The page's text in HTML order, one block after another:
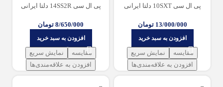
پی ال سی 10SXT دلتا ایرانی
13/000/000 تومان
افزودن به سبد خرید
مقایسه
نمایش سریع
افزودن به علاقه‌مندی‌ها
پی ال سی 14SS2R دلتا ایرانی
8/650/000 تومان
افزودن به سبد خرید
مقایسه
نمایش سریع
افزودن به علاقه‌مندی‌ها